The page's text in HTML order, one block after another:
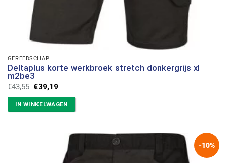
GEREEDSCHAP
Deltaplus korte werkbroek stretch donkergrijs xl
m2be3
€43,55 Oorspronkelijke
prijs
was:
€43,55.
€39,19Huidige
is:
€39,19.
IN WINKELWAGEN
-10%